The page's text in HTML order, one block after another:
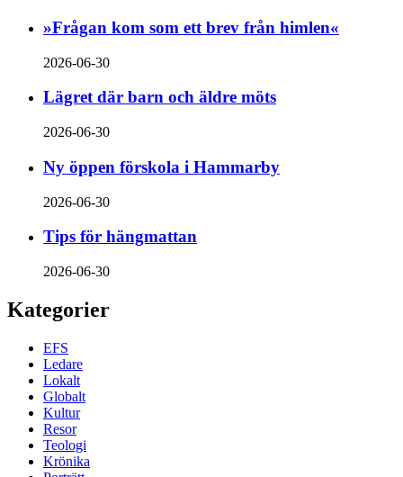
»Frågan kom som ett brev från himlen«
2026-06-30
Lägret där barn och äldre möts
2026-06-30
Ny öppen förskola i Hammarby
2026-06-30
Tips för hängmattan
2026-06-30
Kategorier
EFS
Ledare
Lokalt
Globalt
Kultur
Resor
Teologi
Krönika